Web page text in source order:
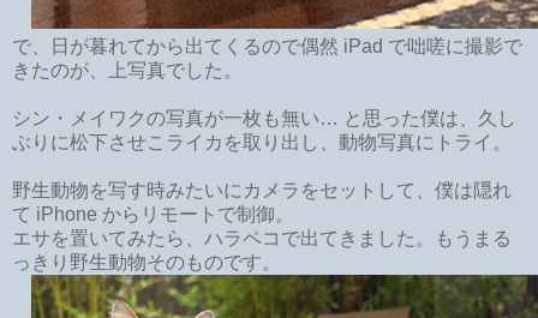
で、日が暮れてから出てくるので偶然 iPad で咄嗟に撮影で
きたのが、上写真でした。
シン・メイワクの写真が一枚も無い… と思った僕は、久し
ぶりに松下させこライカを取り出し、動物写真にトライ。
野生動物を写す時みたいにカメラをセットして、僕は隠れ
て iPhone からリモートで制御。
エサを置いてみたら、ハラペコで出てきました。もうまる
っきり野生動物そのものです。